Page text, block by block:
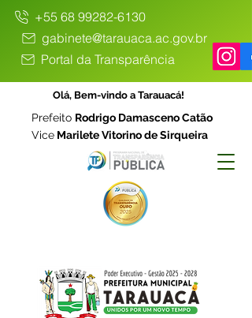
+55 68 99282-6130
gabinete@tarauaca.ac.gov.br
Portal da Transparência
Olá, Bem-vindo a Tarauacá!
Prefeito Rodrigo Damasceno Catão
Vice Marilete Vitorino de Sirqueira